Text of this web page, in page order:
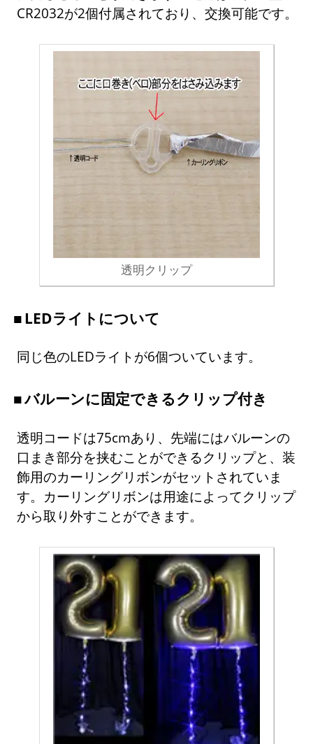
CR2032が2個付属されており、交換可能です。
透明クリップ
LEDライトについて
同じ色のLEDライトが6個ついています。
バルーンに固定できるクリップ付き
透明コードは75cmあり、先端にはバルーンの
口まき部分を挟むことができるクリップと、装
飾用のカーリングリボンがセットされていま
す。カーリングリボンは用途によってクリップ
から取り外すことができます。